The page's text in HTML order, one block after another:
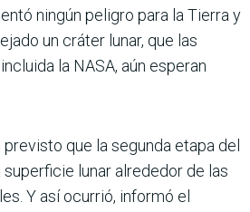
ningún peligro para la Tierra y
un cráter lunar, que las
la NASA, aún esperan
que la segunda etapa del
lunar alrededor de las
Y así ocurrió, informó el